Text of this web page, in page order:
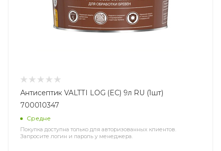
Антисептик VALTTI LOG (EC) 9л RU (1шт)
700010347
Средне
Покупка доступна только для авторизованных клиентов.
Запросите логин и пароль у менеджера.